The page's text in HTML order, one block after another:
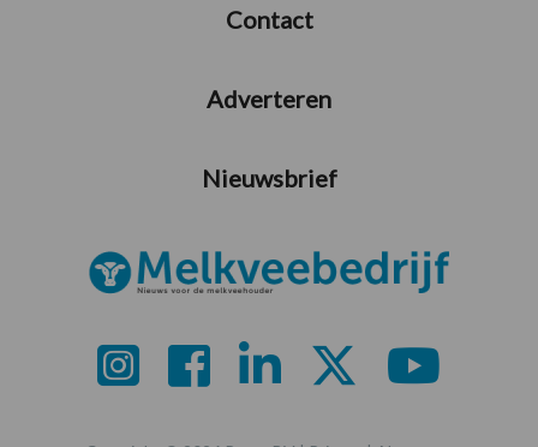
Contact
Adverteren
Nieuwsbrief